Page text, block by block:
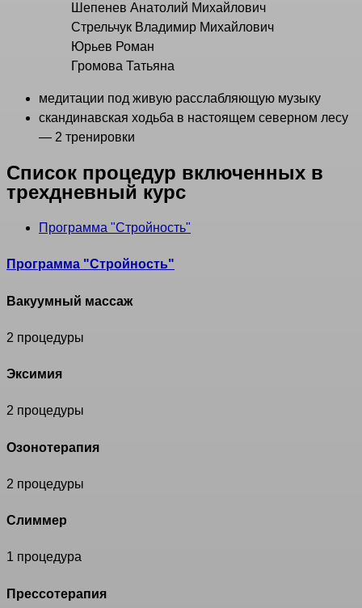
Шепенев Анатолий Михайлович
Стрельчук Владимир Михайлович
Юрьев Роман
Громова Татьяна
медитации под живую расслабляющую музыку
скандинавская ходьба в настоящем северном лесу
— 2 тренировки
Список процедур включенных в
трехдневный курс
Программа "Стройность"
Программа "Стройность"
Вакуумный массаж
2 процедуры
Эксимия
2 процедуры
Озонотерапия
2 процедуры
Слиммер
1 процедура
Прессотерапия